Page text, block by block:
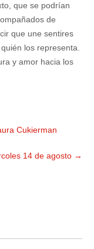
que se podrían
de
que une sentires
los representa.
y amor hacia los
Cukierman
14 de agosto →